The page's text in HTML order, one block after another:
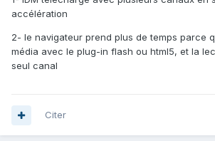
accélération
2- le navigateur prend plus de temps parce
média avec le plug-in flash ou html5, et la
seul canal
Citer